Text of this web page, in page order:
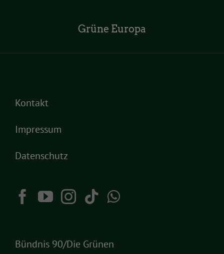
Grüne Europa
Kontakt
Impressum
Datenschutz
Bündnis 90/Die Grünen